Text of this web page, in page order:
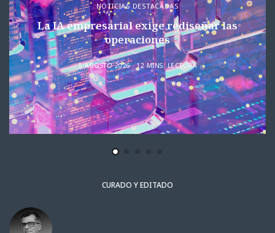
NOTICIAS DESTACADAS
La IA empresarial exige rediseñar las
operaciones
5 AGOSTO 2026 12 MINS. LECTURA
CURADO Y EDITADO